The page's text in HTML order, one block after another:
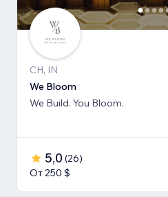
CH, IN
We Bloom
We Build. You Bloom.
5,0 (26)
От 250 $